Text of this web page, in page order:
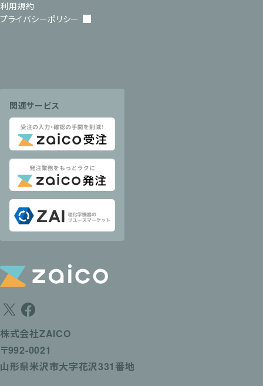
利用規約
プライバシーポリシー
関連サービス
株式会社ZAICO
〒992-0021
山形県米沢市大字花沢331番地